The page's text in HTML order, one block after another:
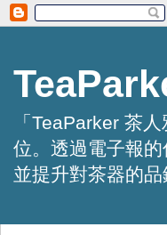
「TeaParker 茶
位。透過電子報
並提升對茶器的